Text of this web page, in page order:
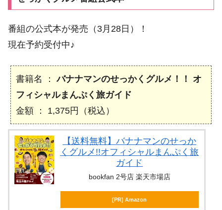
番組の公式本が発売（3月28日）！
現在予約受付中♪
書籍名 ：バナナマンのせっかくグルメ！！ オ
フィシャルまんぷく旅ガイド
金額 ： 1,375円（税込）
【送料無料】バナナマンのせっか
くグルメ!!オフィシャルまんぷく旅
ガイド
bookfan 2号店 楽天市場店
[PR] Amazon